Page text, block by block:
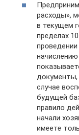
расходы»,
в текущем
пределах
проведении
случае
будущей
правило
начали
имеете